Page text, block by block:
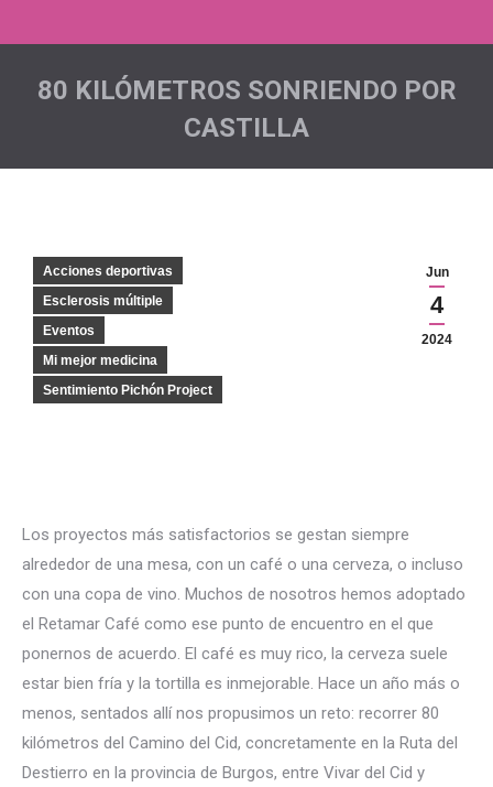
80 KILÓMETROS SONRIENDO POR
CASTILLA
Jun
4
2024
Acciones deportivas
Esclerosis múltiple
Eventos
Mi mejor medicina
Sentimiento Pichón Project
Los proyectos más satisfactorios se gestan siempre
alrededor de una mesa, con un café o una cerveza, o incluso
con una copa de vino. Muchos de nosotros hemos adoptado
el Retamar Café como ese punto de encuentro en el que
ponernos de acuerdo. El café es muy rico, la cerveza suele
estar bien fría y la tortilla es inmejorable. Hace un año más o
menos, sentados allí nos propusimos un reto: recorrer 80
kilómetros del Camino del Cid, concretamente en la Ruta del
Destierro en la provincia de Burgos, entre Vivar del Cid y